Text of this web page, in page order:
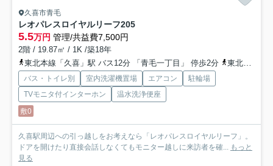
久喜市青毛
レオパレスロイヤルリーフ205
5.5万円 管理/共益費7,500円
2階 / 19.87㎡ / 1K /築18年
東北本線「久喜」駅 バス12分 「青毛一丁目」 停歩2分
東北本線「久喜」駅 徒歩27分
バス・トイレ別 室内洗濯機置場 エアコン
駐輪場
TVモニタ付インターホン
温水洗浄便座
敷0
久喜駅周辺への引っ越しをお考えなら「レオパレスロイヤルリーフ」。
ドアを開けたり直接会話しなくてもモニター越しに来訪者を確...
もっと
見る